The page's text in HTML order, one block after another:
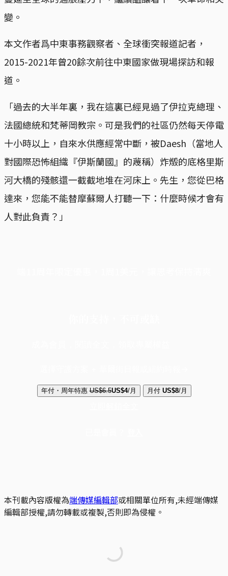
變。
本文作者爲中東事務觀察者、全球衝突報道記者，
2015-2021年曾20餘次前往中東國家做現場探訪和報
道。
「過去的大半年裏，我在這裏已經見過了伊拉克總理、
法國總統和梵蒂岡教宗。可是我們的社區仍然每天停電
十小時以上，自來水供應經常中斷，被Daesh（當地人
對國際恐怖組織『伊斯蘭國』的蔑稱）炸燬的底格里斯
河大橋的殘骸還一截截地堆在河床上。先生，您從巴格
達來，您能不能替摩蘇爾人打聽一下：什麼時候才會有
人對此負責？」
年付・周年特惠 US$6.5US$4/月 月付 US$8/月
本刊載內容版權為端傳媒編輯部或相關單位所有,未經端傳媒
編輯部授權,請勿轉載或複製,否則即為侵權。